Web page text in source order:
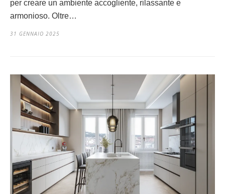
per creare un ambiente accogliente, rilassante e
armonioso. Oltre…
31 GENNAIO 2025